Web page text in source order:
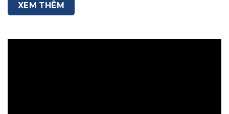
XEM THÊM